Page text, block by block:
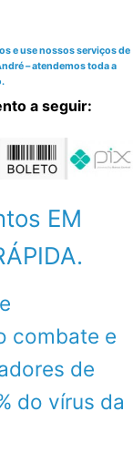
e use nossos serviços de
– atendemos toda a
a seguir:
EM
combate e
de
do vírus da